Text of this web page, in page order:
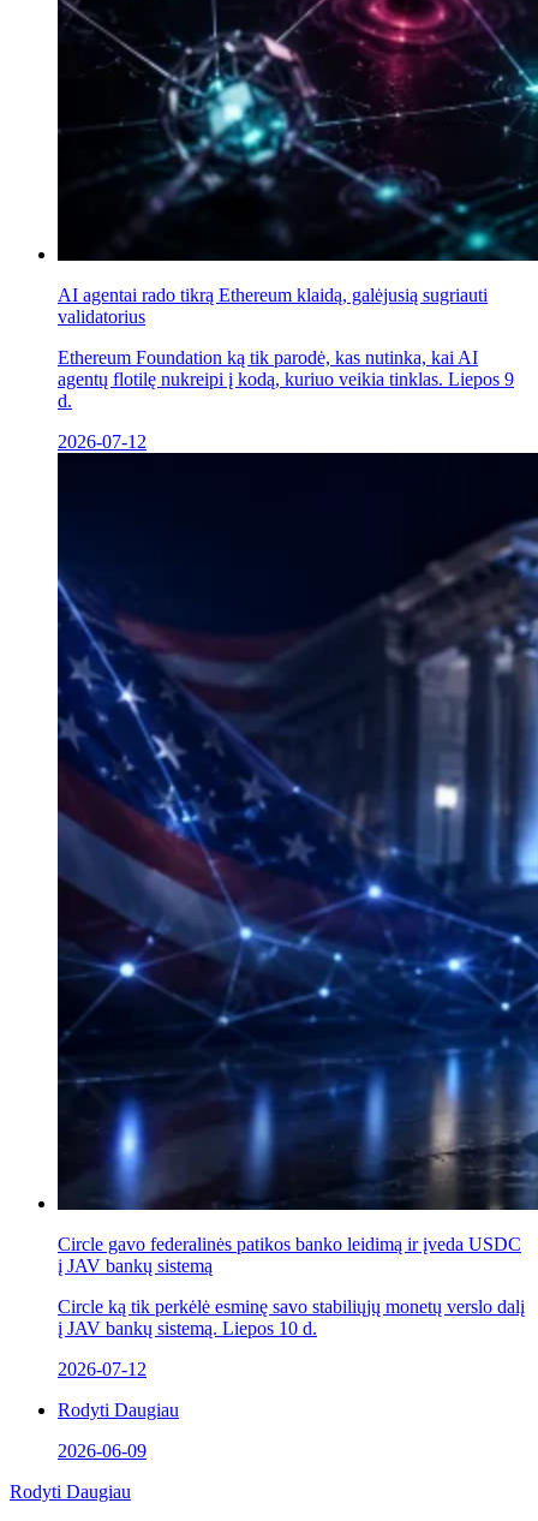
AI agentai rado tikrą Ethereum klaidą, galėjusią sugriauti
validatorius
Ethereum Foundation ką tik parodė, kas nutinka, kai AI
agentų flotilę nukreipi į kodą, kuriuo veikia tinklas. Liepos 9
d.
2026-07-12
Circle gavo federalinės patikos banko leidimą ir įveda USDC
į JAV bankų sistemą
Circle ką tik perkėlė esminę savo stabiliųjų monetų verslo dalį
į JAV bankų sistemą. Liepos 10 d.
2026-07-12
Rodyti Daugiau
2026-06-09
Rodyti Daugiau